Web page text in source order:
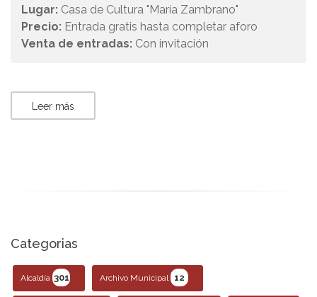
Lugar: Casa de Cultura "María Zambrano"
Precio: Entrada gratis hasta completar aforo
Venta de entradas: Con invitación
Leer más
Categorias
Alcaldía 301 Archivo Municipal 12